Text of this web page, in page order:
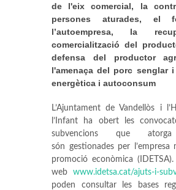
de l'eix comercial, la
persones aturades, el
l’autoempresa, la
comercialització del
defensa del productor
l'amenaça del porc senglar i
energètica i autoconsum
L’Ajuntament de Vandellòs i
l’Infant ha obert les
subvencions que
són gestionades per l’empresa
promoció econòmica
web www.idetsa.cat/ajuts-i-
poden consultar les bases